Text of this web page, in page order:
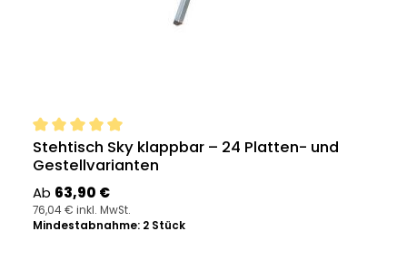
Durchschnittliche Bewertung von 5 von 5 Sternen
Stehtisch Sky klappbar – 24 Platten- und
Gestellvarianten
Regulärer Preis:
Ab 63,90 €
76,04 € inkl. MwSt.
Mindestabnahme: 2 Stück